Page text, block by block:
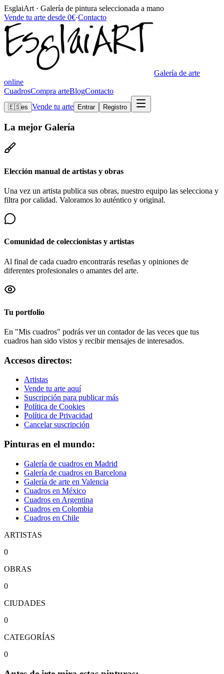
EsglaiArt · Galería de pintura seleccionada a mano
Vende tu arte desde 0€·Contacto
Galería de arte
online
CuadrosCompra arteBlogContacto
🇪🇸es Vende tu arte Entrar Registro
La mejor Galería
Elección manual de artistas y obras
Una vez un artista publica sus obras, nuestro equipo las selecciona y
filtra por calidad. Valoramos lo auténtico y original.
Comunidad de coleccionistas y artistas
Al final de cada cuadro encontrarás reseñas y opiniones de
diferentes profesionales o amantes del arte.
Tu portfolio
En "Mis cuadros" podrás ver un contador de las veces que tus
cuadros han sido vistos y recibir mensajes de interesados.
Accesos directos:
Artistas
Vende tu arte aquí
Suscripción para publicar más
Política de Cookies
Política de Privacidad
Cancelar suscripción
Pinturas en el mundo:
Galería de cuadros en Madrid
Galería de cuadros en Barcelona
Galería de arte en Valencia
Cuadros en México
Cuadros en Argentina
Cuadros en Colombia
Cuadros en Chile
ARTISTAS
0
OBRAS
0
CIUDADES
0
CATEGORÍAS
0